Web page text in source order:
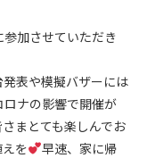
加させていただき
表や模擬バザーには
ロナの影響で開催が
まとても楽しんでお
を
早速、家に帰